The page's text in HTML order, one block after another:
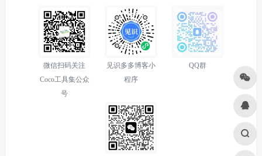
微信扫码关注
Coco工具集公众
号
见识多多博客小
程序
QQ群